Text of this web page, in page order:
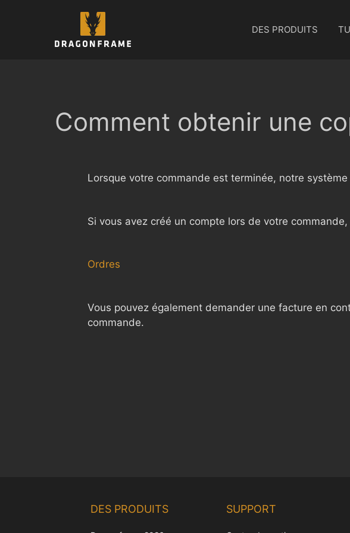
DES PRODUITS
Comment obtenir une
Lorsque votre commande est terminée, notre
Si vous avez créé un compte lors de votre
Ordres
Vous pouvez également demander une facture en
commande.
DES PRODUITS SUPPORT